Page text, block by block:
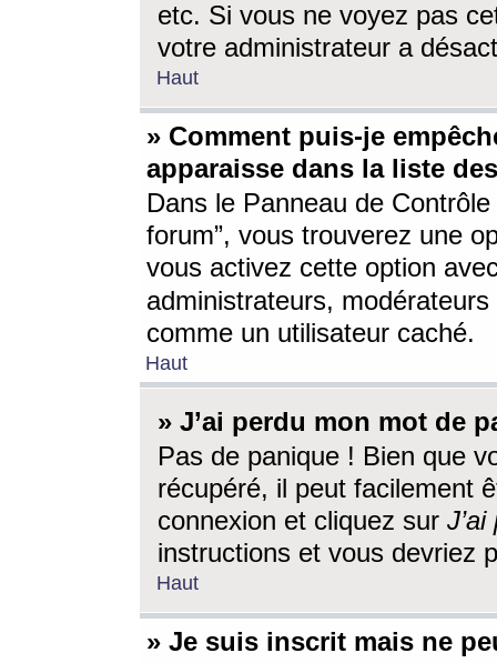
etc. Si vous ne voyez pas
votre administrateur a
Haut
» Comment puis-je
apparaisse dans la liste
Dans le Panneau de
forum”, vous trouverez une
vous activez cette option
administrateurs,
comme un utilisateur caché.
Haut
» J’ai perdu mon mot de
Pas de panique ! Bien que
récupéré, il peut facilement
connexion et cliquez sur
instructions et vous devriez
Haut
» Je suis inscrit mais ne